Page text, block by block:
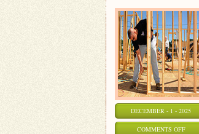
DECEMBER - 1 - 2025
COMMENTS OFFON